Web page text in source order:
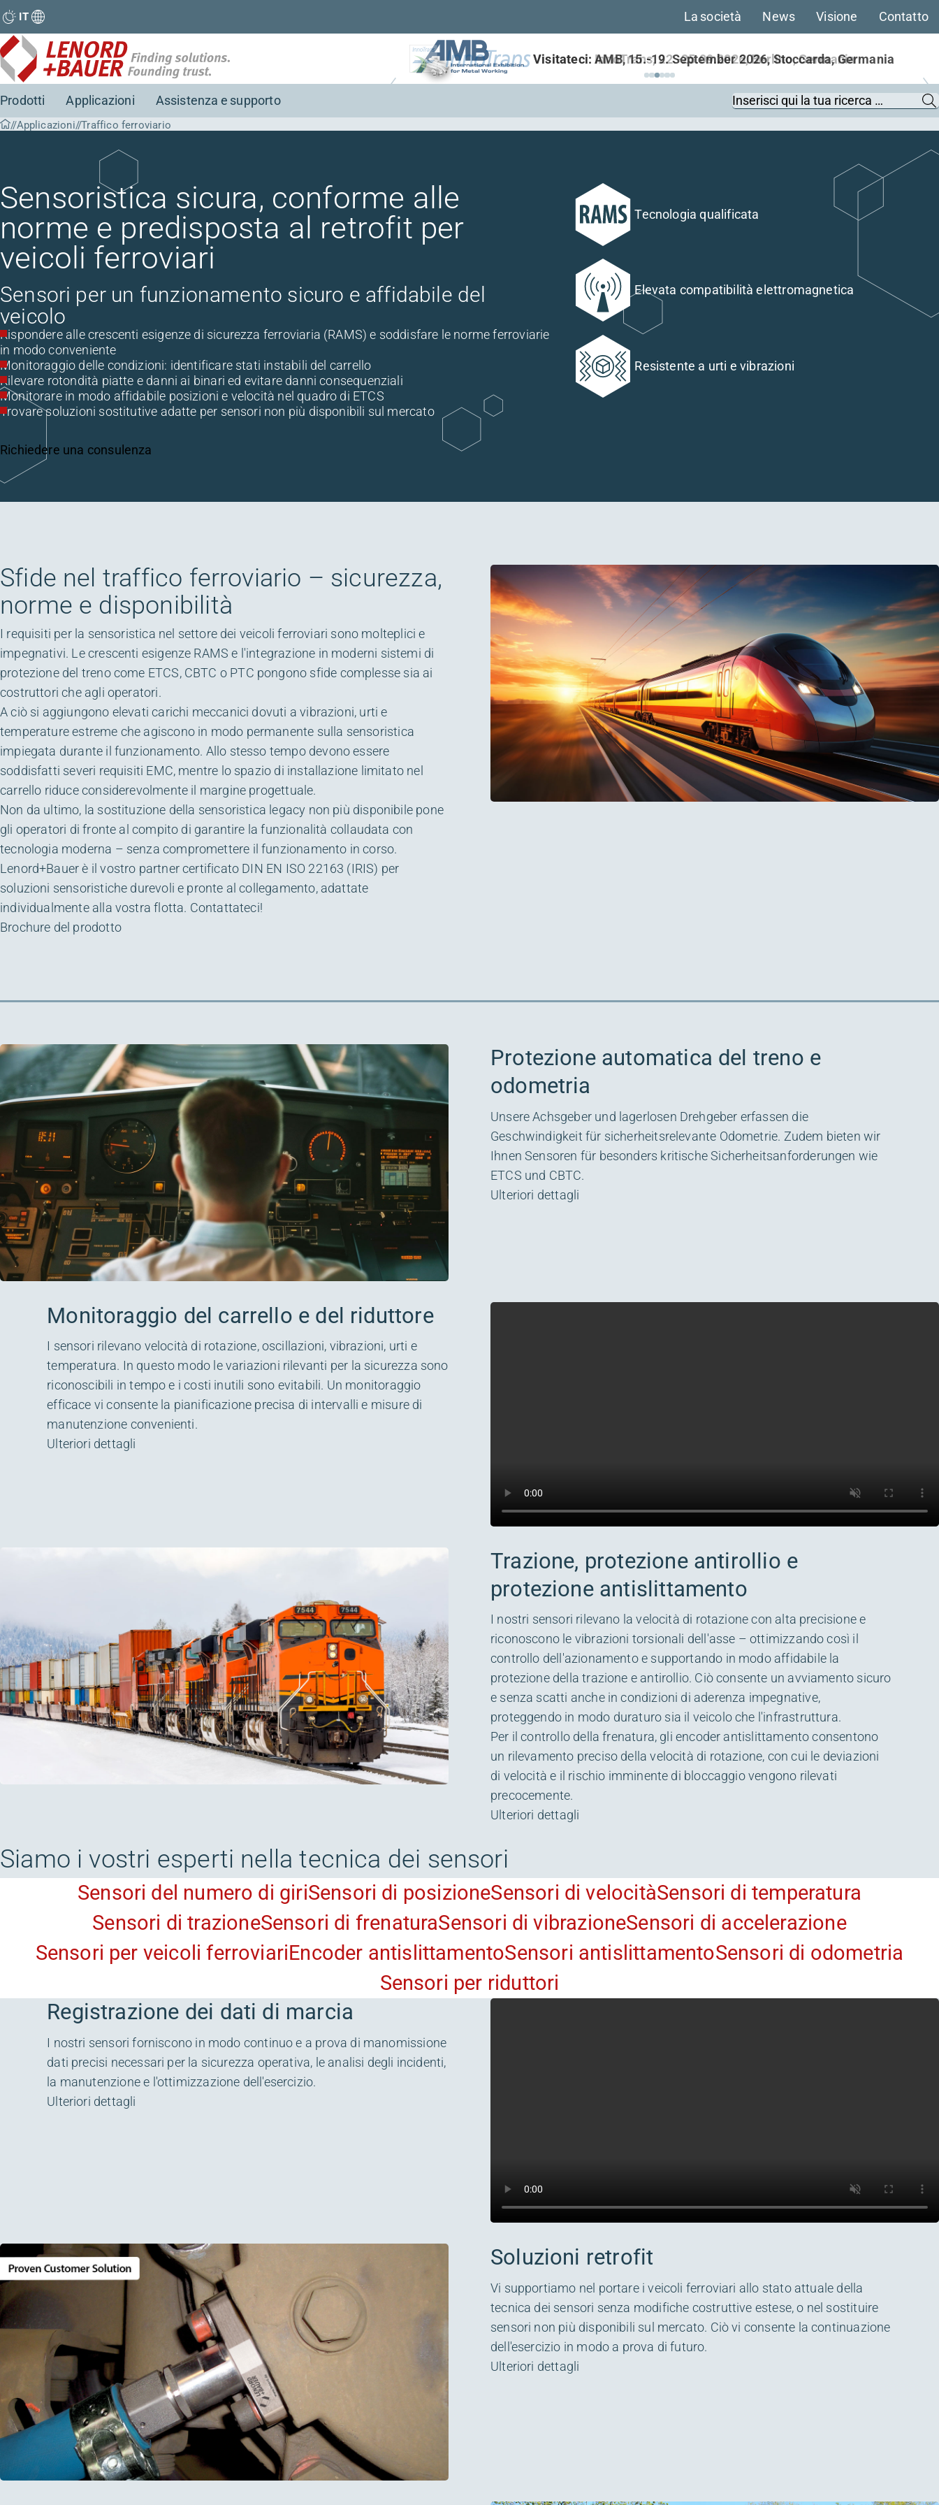
IT La società News Visione Contatto
Visitateci: InnoTrans, 22.-25.09.2026, Berlino, Germania
Prodotti Applicazioni Assistenza e supporto Keywords
Applicazioni Traffico ferroviario
Sensoristica sicura, conforme alle
norme e predisposta al retrofit per
veicoli ferroviari
Sensori per un funzionamento sicuro e affidabile del
veicolo
Rispondere alle crescenti esigenze di sicurezza ferroviaria (RAMS) e soddisfare le norme ferroviarie
in modo conveniente
Monitoraggio delle condizioni: identificare stati instabili del carrello
Rilevare rotondità piatte e danni ai binari ed evitare danni consequenziali
Monitorare in modo affidabile posizioni e velocità nel quadro di ETCS
Trovare soluzioni sostitutive adatte per sensori non più disponibili sul mercato
Tecnologia qualificata
Elevata compatibilità elettromagnetica
Resistente a urti e vibrazioni
Richiedere una consulenza
Sfide nel traffico ferroviario – sicurezza,
norme e disponibilità
I requisiti per la sensoristica nel settore dei veicoli ferroviari sono molteplici e
impegnativi. Le crescenti esigenze RAMS e l'integrazione in moderni sistemi di
protezione del treno come ETCS, CBTC o PTC pongono sfide complesse sia ai
costruttori che agli operatori.
A ciò si aggiungono elevati carichi meccanici dovuti a vibrazioni, urti e
temperature estreme che agiscono in modo permanente sulla sensoristica
impiegata durante il funzionamento. Allo stesso tempo devono essere
soddisfatti severi requisiti EMC, mentre lo spazio di installazione limitato nel
carrello riduce considerevolmente il margine progettuale.
Non da ultimo, la sostituzione della sensoristica legacy non più disponibile pone
gli operatori di fronte al compito di garantire la funzionalità collaudata con
tecnologia moderna – senza compromettere il funzionamento in corso.
Lenord+Bauer è il vostro partner certificato DIN EN ISO 22163 (IRIS) per
soluzioni sensoristiche durevoli e pronte al collegamento, adattate
individualmente alla vostra flotta. Contattateci!
Brochure del prodotto
Protezione automatica del treno e
odometria
Unsere Achsgeber und lagerlosen Drehgeber erfassen die
Geschwindigkeit für sicherheitsrelevante Odometrie. Zudem bieten wir
Ihnen Sensoren für besonders kritische Sicherheitsanforderungen wie
ETCS und CBTC.
Ulteriori dettagli
Monitoraggio del carrello e del riduttore
I sensori rilevano velocità di rotazione, oscillazioni, vibrazioni, urti e
temperatura. In questo modo le variazioni rilevanti per la sicurezza sono
riconoscibili in tempo e i costi inutili sono evitabili. Un monitoraggio
efficace vi consente la pianificazione precisa di intervalli e misure di
manutenzione convenienti.
Ulteriori dettagli
Trazione, protezione antirollio e
protezione antislittamento
I nostri sensori rilevano la velocità di rotazione con alta precisione e
riconoscono le vibrazioni torsionali dell'asse – ottimizzando così il
controllo dell'azionamento e supportando in modo affidabile la
protezione della trazione e antirollio. Ciò consente un avviamento sicuro
e senza scatti anche in condizioni di aderenza impegnative,
proteggendo in modo duraturo sia il veicolo che l'infrastruttura.
Per il controllo della frenatura, gli encoder antislittamento consentono
un rilevamento preciso della velocità di rotazione, con cui le deviazioni
di velocità e il rischio imminente di bloccaggio vengono rilevati
precocemente.
Ulteriori dettagli
Siamo i vostri esperti nella tecnica dei sensori
Sensori del numero di giriSensori di posizioneSensori di velocitàSensori di temperatura
Sensori di trazioneSensori di frenaturaSensori di vibrazioneSensori di accelerazione
Sensori per veicoli ferroviariEncoder antislittamentoSensori antislittamentoSensori di odometria
Sensori per riduttori
Registrazione dei dati di marcia
I nostri sensori forniscono in modo continuo e a prova di manomissione
dati precisi necessari per la sicurezza operativa, le analisi degli incidenti,
la manutenzione e l'ottimizzazione dell'esercizio.
Ulteriori dettagli
Soluzioni retrofit
Vi supportiamo nel portare i veicoli ferroviari allo stato attuale della
tecnica dei sensori senza modifiche costruttive estese, o nel sostituire
sensori non più disponibili sul mercato. Ciò vi consente la continuazione
dell'esercizio in modo a prova di futuro.
Ulteriori dettagli